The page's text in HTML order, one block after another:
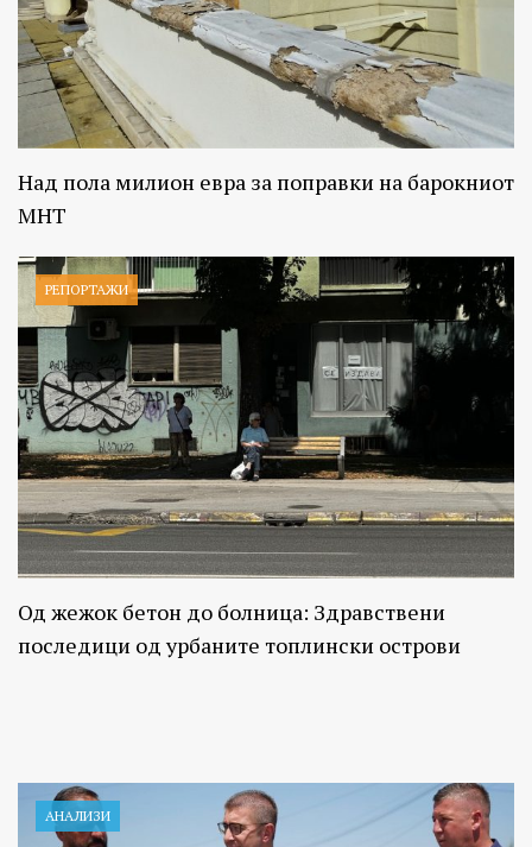
Над пола милион евра за поправки на барокниот
МНТ
РЕПОРТАЖИ
Од жежок бетон до болница: Здравствени
последици од урбаните топлински острови
АНАЛИЗИ